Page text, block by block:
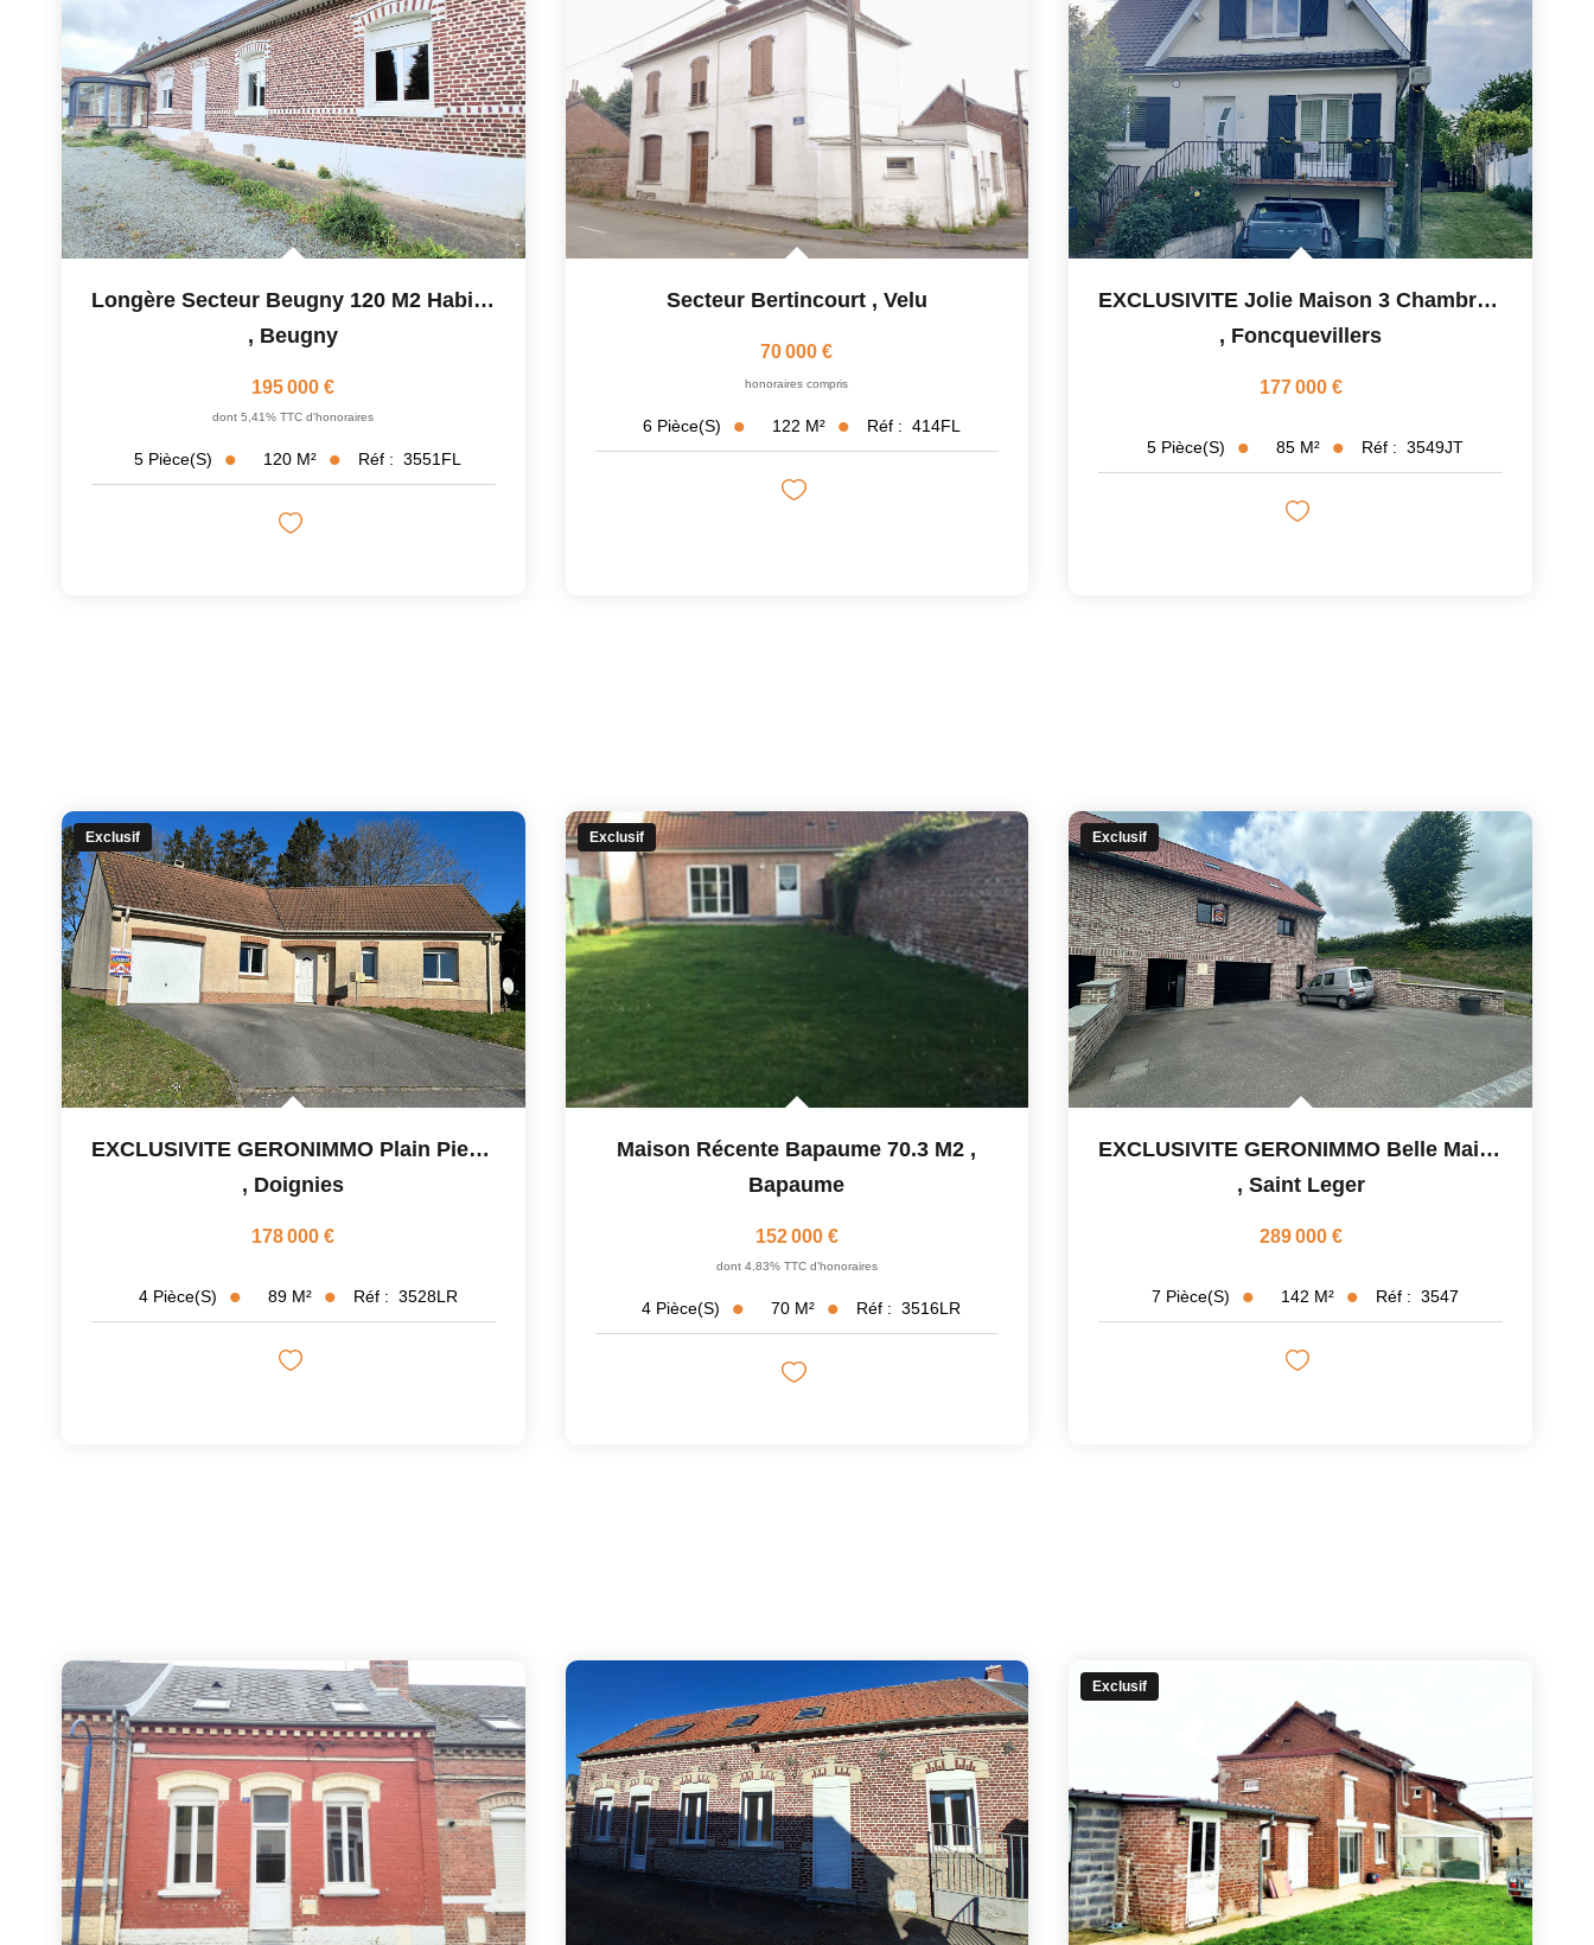
Longère Secteur Beugny 120 M2 Habitables + Possibilités...
, Beugny
195 000 €
dont 5,41% TTC d'honoraires
5 Pièce(s) 120 M² Réf : 3551FL
Secteur Bertincourt , Velu
70 000 €
honoraires compris
6 Pièce(s) 122 M² Réf : 414FL
EXCLUSIVITE Jolie Maison 3 Chambres À Foncquevillers
, Foncquevillers
177 000 €
5 Pièce(s) 85 M² Réf : 3549JT
Exclusif
EXCLUSIVITE GERONIMMO Plain Pied DOIGNIES
, Doignies
178 000 €
4 Pièce(s) 89 M² Réf : 3528LR
Exclusif
Maison Récente Bapaume 70.3 M2 ,
Bapaume
152 000 €
dont 4,83% TTC d'honoraires
4 Pièce(s) 70 M² Réf : 3516LR
Exclusif
EXCLUSIVITE GERONIMMO Belle Maison En Briques Saint Léger
, Saint Leger
289 000 €
7 Pièce(s) 142 M² Réf : 3547
Exclusif